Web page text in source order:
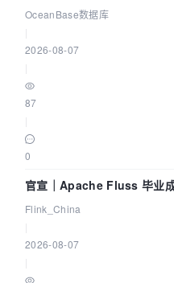
OceanBase数据库
2026-08-07
87
0
官宣｜Apache Fluss 毕业
Flink_China
2026-08-07